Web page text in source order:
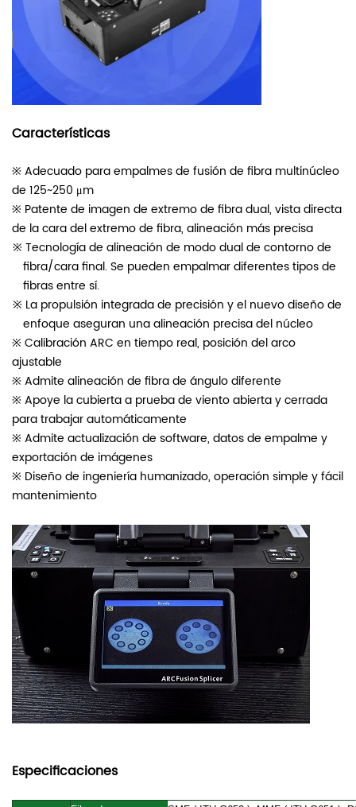
Características
※ Adecuado para empalmes de fusión de fibra multinúcleo
de 125~250 μm
※ Patente de imagen de extremo de fibra dual, vista directa
de la cara del extremo de fibra, alineación más precisa
※ Tecnología de alineación de modo dual de contorno de
fibra/cara final. Se pueden empalmar diferentes tipos de
fibras entre sí.
※ La propulsión integrada de precisión y el nuevo diseño de
enfoque aseguran una alineación precisa del núcleo
※ Calibración ARC en tiempo real, posición del arco
ajustable
※ Admite alineación de fibra de ángulo diferente
※ Apoye la cubierta a prueba de viento abierta y cerrada
para trabajar automáticamente
※ Admite actualización de software, datos de empalme y
exportación de imágenes
※ Diseño de ingeniería humanizado, operación simple y fácil
mantenimiento
Especificaciones